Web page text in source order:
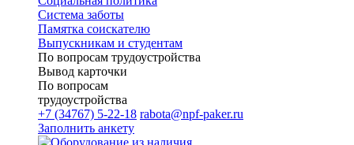
Система заботы
Памятка соискателю
Выпускникам и студентам
По вопросам трудоустройства
Вывод карточки
По вопросам
трудоустройства
+7 (34767) 5-22-18 rabota@npf-paker.ru
Заполнить анкету